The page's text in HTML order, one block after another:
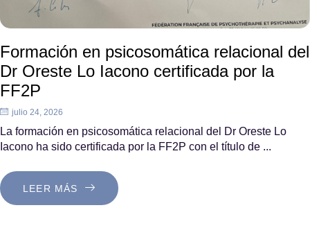
Formación en psicosomática relacional del
Dr Oreste Lo Iacono certificada por la
FF2P
julio 24, 2026
La formación en psicosomática relacional del Dr Oreste Lo
Iacono ha sido certificada por la FF2P con el título de ...
LEER MÁS